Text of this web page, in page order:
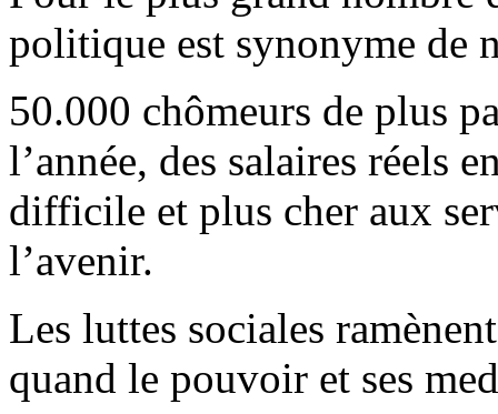
politique est synonyme de
50.000 chômeurs de plus
l’année, des salaires réels
difficile et plus cher aux
l’avenir.
Les luttes sociales
quand le pouvoir et ses